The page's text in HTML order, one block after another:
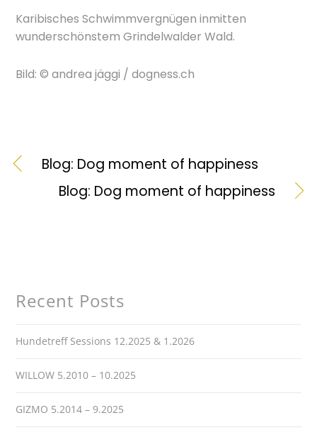
Karibisches Schwimmvergnügen inmitten
wunderschönstem Grindelwalder Wald.
Bild: © andrea jäggi / dogness.ch
Blog: Dog moment of happiness
Blog: Dog moment of happiness
Recent Posts
Hundetreff Sessions 12.2025 & 1.2026
WILLOW 5.2010 – 10.2025
GIZMO 5.2014 – 9.2025